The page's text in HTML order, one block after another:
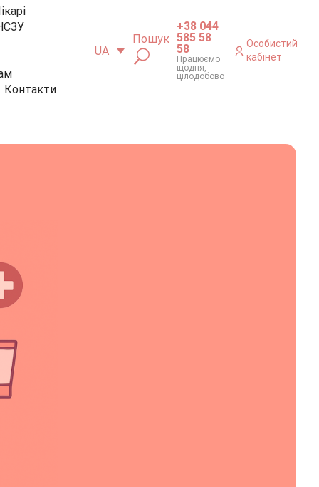
Контакти
UA
Пошук
+38 044
585 58
58
Працюємо
щодня,
цілодобово
Особистий
кабінет